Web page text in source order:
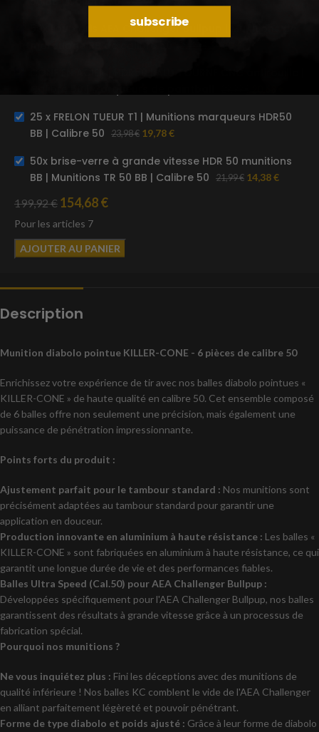
50x Loup gris AEA Challenger Bullpup | Munitions de
25 x FRELON TUEUR T1 | Munitions marqueurs HDR50
BB | Calibre 50
23,98€ 19,78€
50x brise-verre à grande vitesse HDR 50 munitions
BB | Munitions TR 50 BB | Calibre 50
21,99€ 14,38€
199,92€ 154,68€
Pour les articles 7
AJOUTER AU PANIER
Description
Munition diabolo pointue KILLER-CONE - 6 pièces de calibre 50
Enrichissez votre expérience de tir avec nos balles diabolo pointues «
KILLER-CONE » de haute qualité en calibre 50. Cet ensemble composé
de 6 balles offre non seulement une précision, mais également une
puissance de pénétration impressionnante.
Points forts du produit :
Ajustement parfait pour le tambour standard : Nos munitions sont
précisément adaptées au tambour standard pour garantir une
application en douceur.
Production innovante en aluminium à haute résistance : Les balles «
KILLER-CONE » sont fabriquées en aluminium à haute résistance, ce qui
garantit une longue durée de vie et des performances fiables.
Balles Ultra Speed (Cal.50) pour AEA Challenger Bullpup :
Développées spécifiquement pour l'AEA Challenger Bullpup, nos balles
garantissent des résultats à grande vitesse grâce à un processus de
fabrication spécial.
Pourquoi nos munitions ?
Ne vous inquiétez plus : Fini les déceptions avec des munitions de
qualité inférieure ! Nos balles KC comblent le vide de l'AEA Challenger
en alliant parfaitement légèreté et pouvoir pénétrant.
Forme de type diabolo et poids ajusté : Grâce à leur forme de diabolo
subscribe